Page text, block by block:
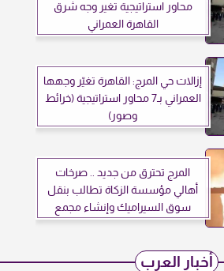
محاور استراتيجية تغير وجه شرق
القاهرة العمراني
إزالات حي المرج: القاهرة تغيّر وجهها
العمراني بـ7 محاور استراتيجية (خرائط
وصور)
المرج تحترق من جديد .. صرخات
أهالي مؤسسة الزكاة تطالب بنقل
سوق السيراميك وإنشاء مجمع
أخبار العرب